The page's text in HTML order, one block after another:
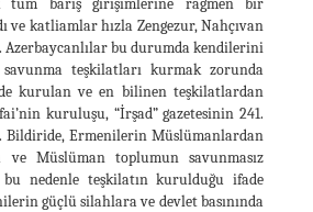
ve katliamlar hızla Zengezur, Nahçıvan
Azerbaycanlılar bu durumda kendilerini
teşkilatları kurmak zorunda
kurulan ve en bilinen teşkilatlardan
kuruluşu, “İrşad” gazetesinin 241.
Bildiride, Ermenilerin Müslümanlardan
Müslüman toplumun savunmasız
bu nedenle teşkilatın kurulduğu ifade
güçlü silahlara ve devlet basınında